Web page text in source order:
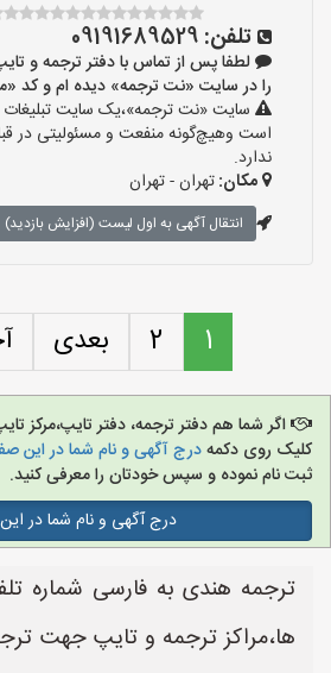
تلفن: 09191689529
لطفا پس از تماس با دفتر ترجمه و
را در سایت «نت ترجمه» دیده ام و کد «مرکز-6» را اعلام
سایت «نت ترجمه»،یک سایت تبلیغات
است وهیچ‌گونه منفعت و مسئولیتی در
ندارد.
مکان:تهران - تهران
انتقال آگهی به اول لیست (افزایش بازدید)
1
2 بعدی
اگر شما هم دفتر ترجمه، دفتر تایپ،مرکز
کلیک روی دکمهدرج آگهی و نام شما در این
ثبت نام نموده و سپس خودتان را معرفی کنید.
درج آگهی و نام شما در
ترجمه هندی به فارسی شماره
ها،مراکز ترجمه و تایپ جهت